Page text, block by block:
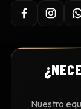
Nuestro